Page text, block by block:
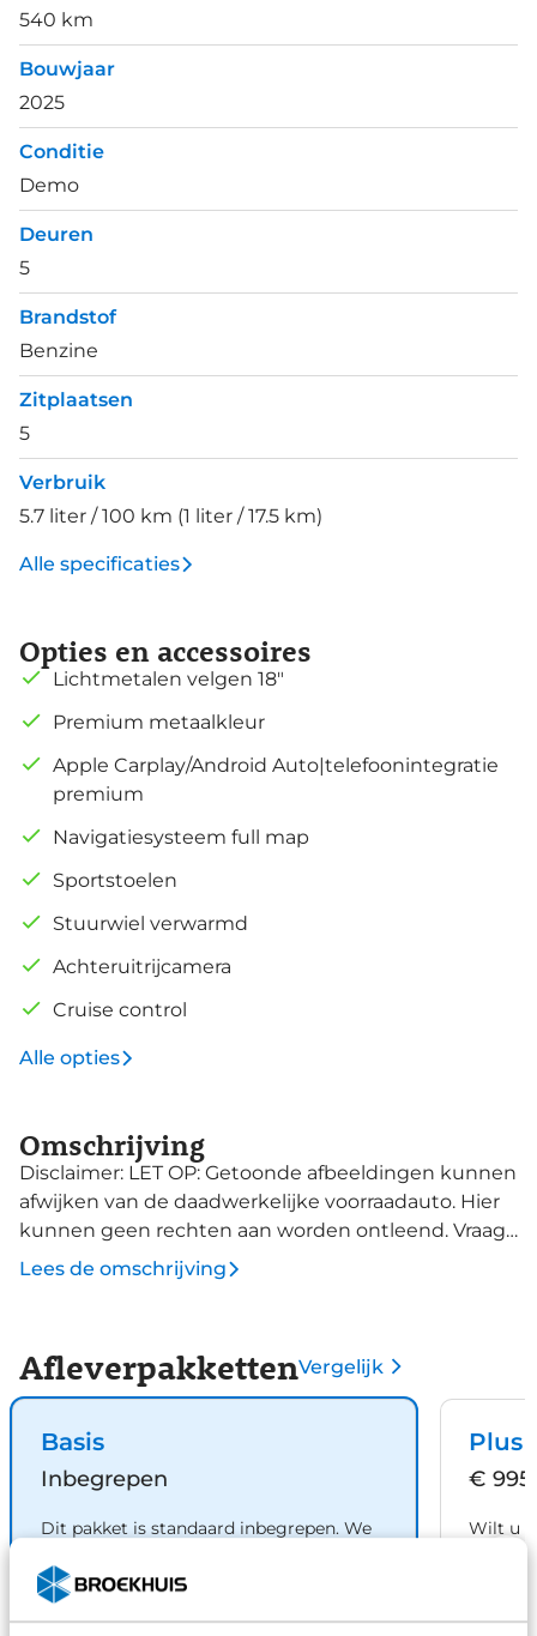
540 km
Bouwjaar
2025
Conditie
Demo
Deuren
5
Brandstof
Benzine
Zitplaatsen
5
Verbruik
5.7 liter / 100 km (1 liter / 17.5 km)
Alle specificaties
Opties en accessoires
Lichtmetalen velgen 18"
Premium metaalkleur
Apple Carplay/Android Auto|telefoonintegratie
premium
Navigatiesysteem full map
Sportstoelen
Stuurwiel verwarmd
Achteruitrijcamera
Cruise control
Alle opties
Omschrijving
Disclaimer: LET OP: Getoonde afbeeldingen kunnen
afwijken van de daadwerkelijke voorraadauto. Hier
kunnen geen rechten aan worden ontleend. Vraag
onze verkoopadviseurs naar specificaties van deze
Lees de omschrijving
AfleverpakkettenVergelijk
Basis
Inbegrepen
Dit pakket is standaard inbegrepen. We
kunt rekenen en we laten u graag weten
wat u kunt verwachten.
Plus
€
Wilt u
gebruik